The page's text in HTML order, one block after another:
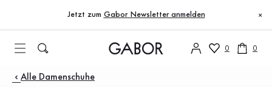
Zum Inhaltsverzeichnis
Zur Hauptnavigation
Jetzt zum Gabor Newsletter anmelden ×
0 0
Produkte
Alle Damenschuhe